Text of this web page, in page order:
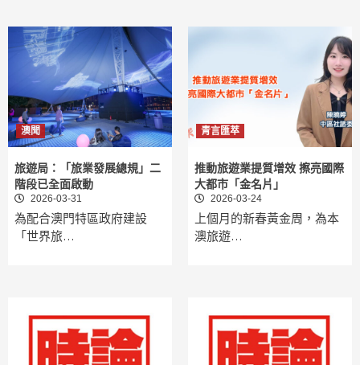
澳聞
旅遊局：「旅業發展總規」二
階段已全面啟動
2026-03-31
為配合澳門特區政府建設
「世界旅…
青言匯萃
推動旅遊業提質增效 擦亮國際
大都市「金名片」
2026-03-24
上個月的新春黃金周，為本
澳旅遊…